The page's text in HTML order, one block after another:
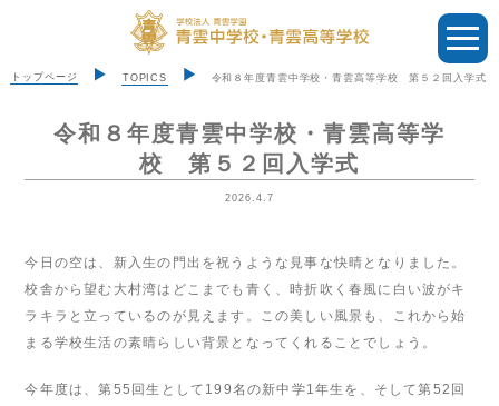
トップページ TOPICS 令和８年度青雲中学校・青雲高等学校 第５２回入学式
令和８年度青雲中学校・青雲高等学
校 第５２回入学式
2026.4.7
今日の空は、新入生の門出を祝うような見事な快晴となりました。
校舎から望む大村湾はどこまでも青く、時折吹く春風に白い波がキ
ラキラと立っているのが見えます。この美しい風景も、これから始
まる学校生活の素晴らしい背景となってくれることでしょう。
今年度は、第55回生として199名の新中学1年生を、そして第52回